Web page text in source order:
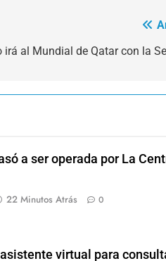
irá al Mundial de Qatar con la
a ser operada por La
22 Minutos Atrás 0
virtual para